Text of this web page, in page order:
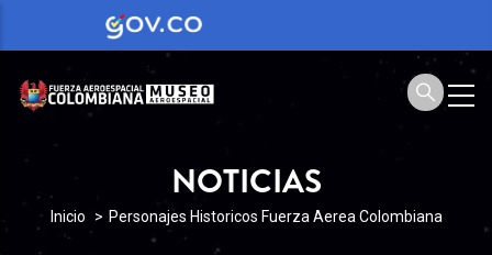
NOTICIAS
SOBRESCRIBIR
Inicio Personajes Historicos Fuerza Aerea Colombiana